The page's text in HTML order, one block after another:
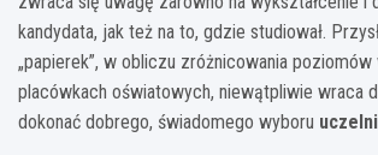
kandydata, jak też na to, gdzie studiował.
„papierek”, w obliczu zróżnicowania
placówkach oświatowych, niewątpliwie wraca
dokonać dobrego, świadomego wyboru